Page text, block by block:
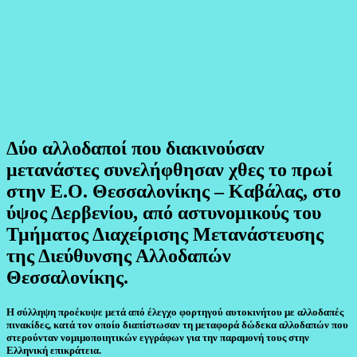
Δύο αλλοδαποί που διακινούσαν
μετανάστες συνελήφθησαν χθες το πρωί
στην Ε.Ο. Θεσσαλονίκης – Καβάλας, στο
ύψος Δερβενίου, από αστυνομικούς του
Τμήματος Διαχείρισης Μετανάστευσης
της Διεύθυνσης Αλλοδαπών
Θεσσαλονίκης.
Η σύλληψη προέκυψε μετά από έλεγχο φορτηγού αυτοκινήτου με αλλοδαπές
πινακίδες, κατά τον οποίο διαπίστωσαν τη μεταφορά δώδεκα αλλοδαπών που
στερούνταν νομιμοποιητικών εγγράφων για την παραμονή τους στην
Ελληνική επικράτεια.